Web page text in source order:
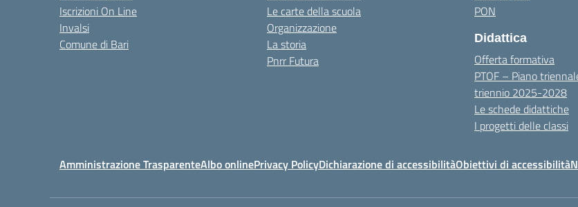
Iscrizioni On Line
Invalsi
Comune di Bari
Le carte della scuola
Organizzazione
La storia
Pnrr Futura
PON
Didattica
Offerta formativa
PTOF – Piano
triennio 2025-2028
Le schede didattiche
I progetti delle classi
Amministrazione TrasparenteAlbo onlinePrivacy PolicyDichiarazione di accessibilitàObiettivi di accessibilità